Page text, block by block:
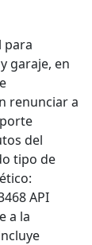
para
garaje, en
renunciar a
del
tipo de
API
a la